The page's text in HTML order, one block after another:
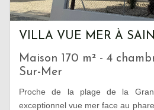
VILLA VUE MER À
Maison 170 m² - 4
Sur-Mer
Proche de la plage de la
exceptionnel vue mer face au